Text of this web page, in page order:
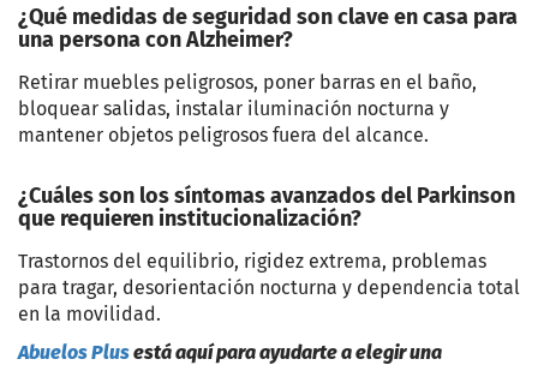
¿Qué medidas de seguridad son clave en casa para
una persona con Alzheimer?
Retirar muebles peligrosos, poner barras en el baño,
bloquear salidas, instalar iluminación nocturna y
mantener objetos peligrosos fuera del alcance.
¿Cuáles son los síntomas avanzados del Parkinson
que requieren institucionalización?
Trastornos del equilibrio, rigidez extrema, problemas
para tragar, desorientación nocturna y dependencia total
en la movilidad.
Abuelos Plusestá aquí para ayudarte a elegir una